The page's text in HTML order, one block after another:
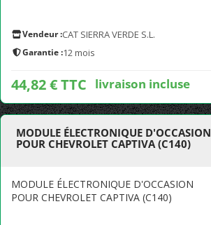
Vendeur :CAT SIERRA VERDE S.L.
Garantie :12 mois
44,82 € TTC livraison incluse
MODULE ÉLECTRONIQUE D'OCCASION
POUR CHEVROLET CAPTIVA (C140)
MODULE ÉLECTRONIQUE D'OCCASION
POUR CHEVROLET CAPTIVA (C140)